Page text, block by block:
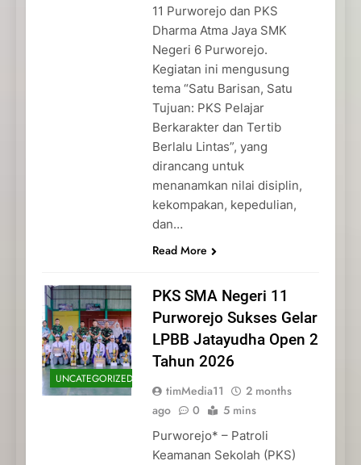
11 Purworejo dan PKS
Dharma Atma Jaya SMK
Negeri 6 Purworejo.
Kegiatan ini mengusung
tema “Satu Barisan, Satu
Tujuan: PKS Pelajar
Berkarakter dan Tertib
Berlalu Lintas”, yang
dirancang untuk
menanamkan nilai disiplin,
kekompakan, kepedulian,
dan…
Read More
UNCATEGORIZED
PKS SMA Negeri 11
Purworejo Sukses Gelar
LPBB Jatayudha Open 2
Tahun 2026
timMedia11
2 months
ago
0 5 mins
Purworejo* – Patroli
Keamanan Sekolah (PKS)